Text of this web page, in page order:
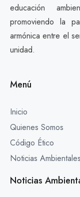
educación
promoviendo la
armónica entre el
unidad.
Menú
Inicio
Quienes Somos
Código Ético
Noticias Ambientales
Noticias